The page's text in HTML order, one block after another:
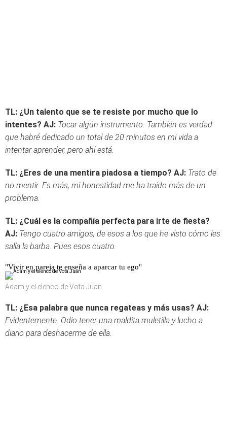
TL: ¿Un talento que se te resiste por mucho que lo
intentes? AJ: Tocar algún instrumento. También es verdad
que habré dedicado un total de 20 minutos en mi vida a
intentar aprender, pero ahí está.
TL: ¿Eres de una mentira piadosa a tiempo? AJ: Trato de
no mentir. Es más, mi honestidad me ha traído más de un
problema.
TL: ¿Cuál es la compañía perfecta para irte de fiesta?
AJ: Tengo cuatro amigos, de esos a los que he visto cómo les
salía la barba. Pues esos cuatro.
"Vivir en pareja te enseña a aparcar tu ego"
Adam y el elenco de Vota Juan
TL: ¿Esa palabra que nunca regateas y más usas? AJ:
Evidentemente. Odio tener una maldita muletilla y lucho a
diario para deshacerme de ella.